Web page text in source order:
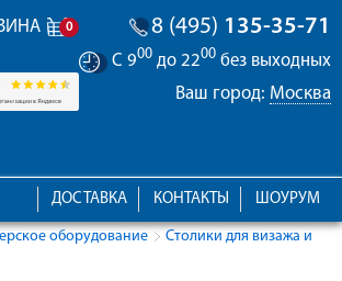
0 8 (495) 135-35-71
С 900 до 2200 без выходных
Ваш город: Москва
ШОУРУМ
КОНТАКТЫ
ДОСТАВКА
оборудование
Столики для визажа и